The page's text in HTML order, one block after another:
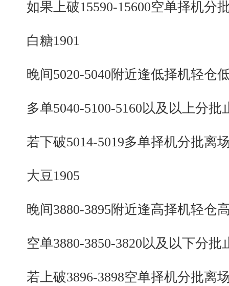
如果上破15590-15600空单择机分
白糖1901
晚间5020-5040附近逢低择机轻仓
多单5040-5100-5160以及以上分批
若下破5014-5019多单择机分批离
大豆1905
晚间3880-3895附近逢高择机轻仓
空单3880-3850-3820以及以下分批
若上破3896-3898空单择机分批离